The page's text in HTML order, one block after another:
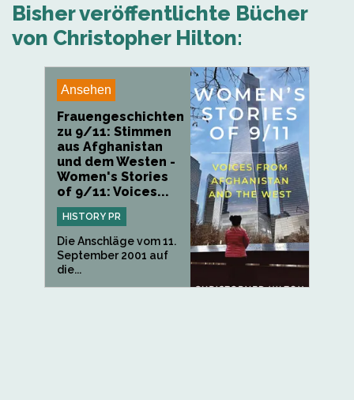
Bisher veröffentlichte Bücher
von Christopher Hilton:
Ansehen
Frauengeschichten
zu 9/11: Stimmen
aus Afghanistan
und dem Westen -
Women's Stories
of 9/11: Voices...
HISTORY PR
Die Anschläge vom 11.
September 2001 auf
die...